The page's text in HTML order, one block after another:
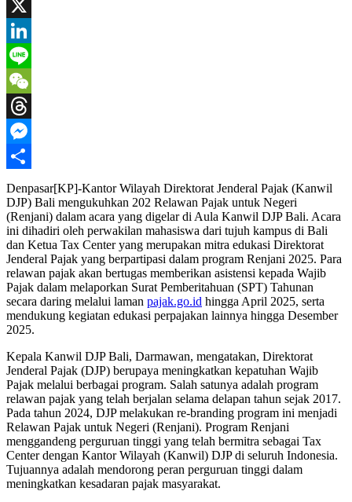
Email
X
LinkedIn
Line
WeChat
Threads
Messenger
Share
Denpasar[KP]-Kantor Wilayah Direktorat Jenderal Pajak (Kanwil
DJP) Bali mengukuhkan 202 Relawan Pajak untuk Negeri
(Renjani) dalam acara yang digelar di Aula Kanwil DJP Bali. Acara
ini dihadiri oleh perwakilan mahasiswa dari tujuh kampus di Bali
dan Ketua Tax Center yang merupakan mitra edukasi Direktorat
Jenderal Pajak yang berpartipasi dalam program Renjani 2025. Para
relawan pajak akan bertugas memberikan asistensi kepada Wajib
Pajak dalam melaporkan Surat Pemberitahuan (SPT) Tahunan
secara daring melalui laman pajak.go.id hingga April 2025, serta
mendukung kegiatan edukasi perpajakan lainnya hingga Desember
2025.
Kepala Kanwil DJP Bali, Darmawan, mengatakan, Direktorat
Jenderal Pajak (DJP) berupaya meningkatkan kepatuhan Wajib
Pajak melalui berbagai program. Salah satunya adalah program
relawan pajak yang telah berjalan selama delapan tahun sejak 2017.
Pada tahun 2024, DJP melakukan re-branding program ini menjadi
Relawan Pajak untuk Negeri (Renjani). Program Renjani
menggandeng perguruan tinggi yang telah bermitra sebagai Tax
Center dengan Kantor Wilayah (Kanwil) DJP di seluruh Indonesia.
Tujuannya adalah mendorong peran perguruan tinggi dalam
meningkatkan kesadaran pajak masyarakat.